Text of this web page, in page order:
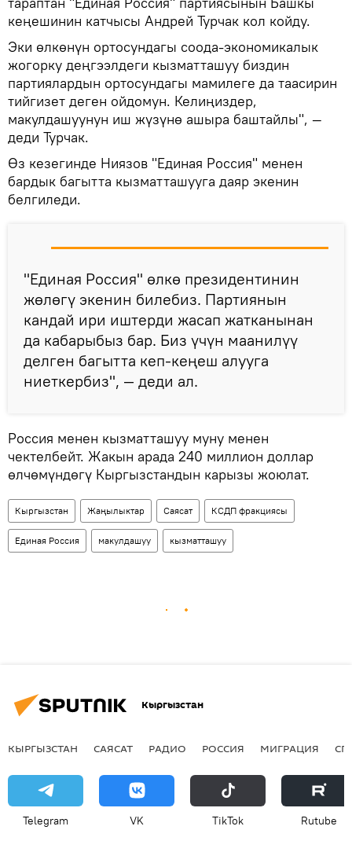
кеңешинин катчысы Андрей Турчак кол койду.
Эки өлкөнүн ортосундагы соода-экономикалык
жогорку деңгээлдеги кызматташуу биздин
партиялардын ортосундагы мамилеге да таасирин
тийгизет деген ойдомун. Келиңиздер,
макулдашуунун иш жүзүнө ашыра баштайлы", —
деди Турчак.
Өз кезегинде Ниязов "Единая Россия" менен
бардык багытта кызматташууга даяр экенин
белгиледи.
"Единая Россия" өлкө президентинин
жөлөгү экенин билебиз. Партиянын
кандай ири иштерди жасап жатканынан
да кабарыбыз бар. Биз үчүн маанилүү
делген багытта кеп-кеңеш алууга
ниеткербиз", — деди ал.
Россия менен кызматташуу муну менен
чектелбейт. Жакын арада 240 миллион доллар
өлчөмүндөгү Кыргызстандын карызы жоюлат.
Кыргызстан Жаңылыктар Саясат КСДП фракциясы
Единая Россия макулдашуу кызматташуу
Кыргызстан
КЫРГЫЗСТАН САЯСАТ РАДИО РОССИЯ МИГРАЦИЯ
Telegram VK ТikТоk Rutube